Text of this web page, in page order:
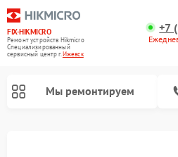
FIX-HIKMICRO
Ремонт устройств Hikmicro
Специализированный
cервисный центр г.Ижевск
+7
Мы ремонтируем